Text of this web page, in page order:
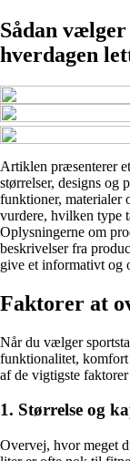
Sådan
hverdagen
Artiklen præsenterer
størrelser, designs og
funktioner, materialer
vurdere, hvilken type
Oplysningerne om
beskrivelser fra
give et informativt og
Faktorer at
Når du vælger
funktionalitet,
af de vigtigste
1. Størrelse og
Overvej, hvor meget